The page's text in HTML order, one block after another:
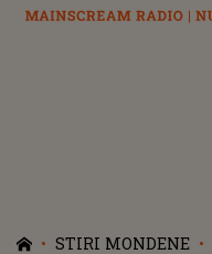
STIRI MONDENE